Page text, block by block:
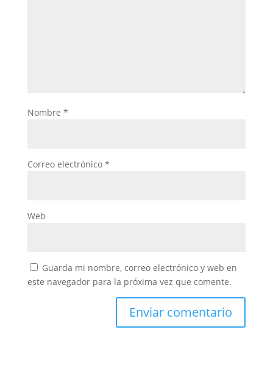
Nombre *
Correo electrónico *
Web
Guarda mi nombre, correo electrónico y web en
este navegador para la próxima vez que comente.